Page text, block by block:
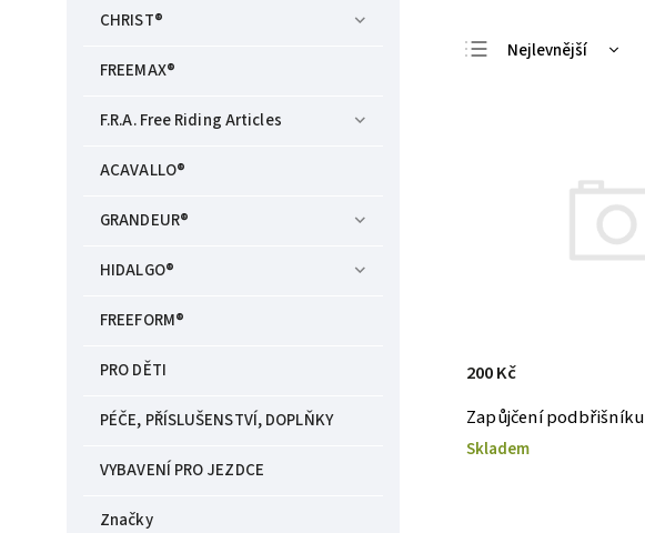
CHRIST®
FREEMAX®
F.R.A. Free Riding Articles
ACAVALLO®
GRANDEUR®
HIDALGO®
FREEFORM®
PRO DĚTI
PÉČE, PŘÍSLUŠENSTVÍ, DOPLŇKY
VYBAVENÍ PRO JEZDCE
Značky
Nejlevnější
Zapůjčení podbřišníku
Skladem
200 Kč